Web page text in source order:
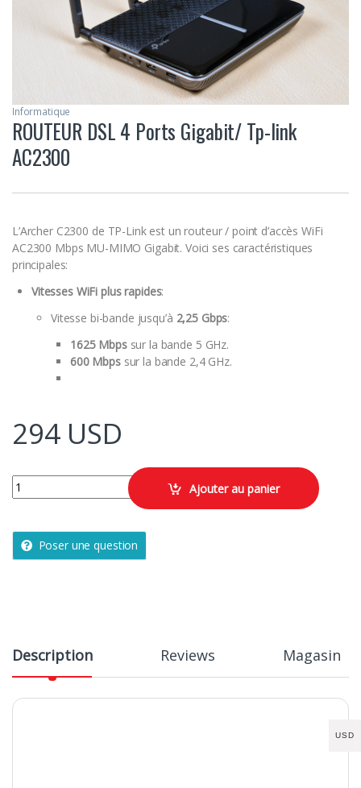
Informatique
ROUTEUR DSL 4 Ports Gigabit/ Tp-link
AC2300
L’Archer C2300 de TP-Linkest un routeur / point d’accès WiFi
AC2300 Mbps MU-MIMO Gigabit. Voici ses caractéristiques
principales:
Vitesses WiFi plus rapides:
Vitesse bi-bande jusqu’à 2,25 Gbps:
1625 Mbpssur la bande 5 GHz.
600 Mbpssur la bande 2,4 GHz.
294 USD
ROUTEUR DSL 4 Ports Gigabit/ Tp-link AC2300 quantity
Ajouter au panier
Poser une question
Description Reviews Magasin
USD